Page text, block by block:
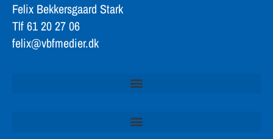
Felix Bekkersgaard Stark
Tlf 61 20 27 06
felix@vbfmedier.dk